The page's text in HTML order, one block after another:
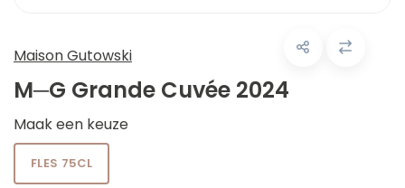
Maison Gutowski
M─G Grande Cuvée 2024
Maak een keuze
FLES 75CL